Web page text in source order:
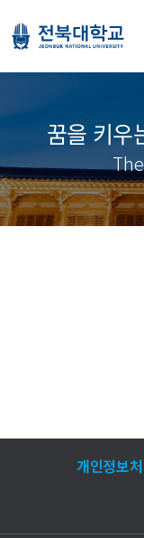
꿈을 키우
개인정보